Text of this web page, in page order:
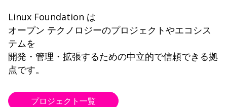
Linux Foundation は
オープン テクノロジーのプロジェクトやエコシス
テムを
開発・管理・拡張するための中立的で信頼できる拠
点です。
プロジェクト一覧